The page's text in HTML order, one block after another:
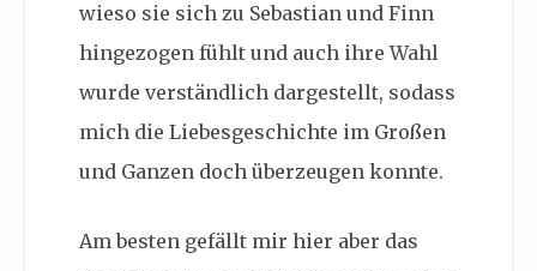
wieso sie sich zu Sebastian und Finn
hingezogen fühlt und auch ihre Wahl
wurde verständlich dargestellt, sodass
mich die Liebesgeschichte im Großen
und Ganzen doch überzeugen konnte.
Am besten gefällt mir hier aber das